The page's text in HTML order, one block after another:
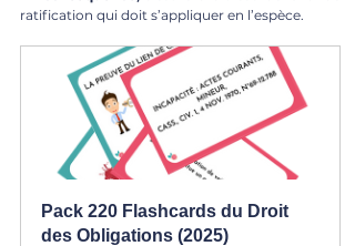
ratification qui doit s’appliquer en l’espèce.
Pack 220 Flashcards du Droit
des Obligations (2025)